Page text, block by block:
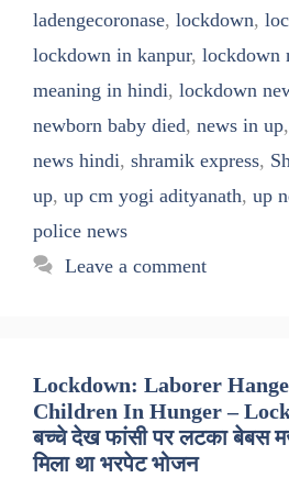
ladengecoronase, lockdown,
lockdown in kanpur, lockdown
meaning in hindi, lockdown
newborn baby died, news in up,
news hindi, shramik express,
up, up cm yogi adityanath, up
police news
Leave a comment
Lockdown: Laborer
Children In Hunger –
बच्चे देख फांसी पर लटका बेबस
मिला था भरपेट भोजन